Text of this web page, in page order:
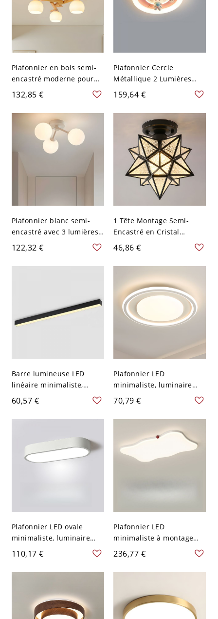
Plafonnier en bois semi-
encastré moderne pour
salon - Couleur du Bois
110 V-120 V 3
132,85 €
Plafonnier Cercle
Métallique 2 Lumières
Style Enfant - Rose 110 V-
120 V
159,64 €
Plafonnier blanc semi-
encastré avec 3 lumières
et forme de globe pour
maison contemporaine -
110 V-120 V
122,32 €
1 Tête Montage Semi-
Encastré en Cristal
Moderne Semi-Plafonnier
pour Couloir - 110 V-120 V
Noir Étoile
46,86 €
Barre lumineuse LED
linéaire minimaliste,
plafonnier affleurant en
aluminium noir pour
véranda et bureau - 110
60,57 €
Plafonnier LED
minimaliste, luminaire
géométrique blanc avec
diffuseur acrylique anti-
éblouissement - 110 V-120
V 40,64 cm Cercle
70,79 €
Plafonnier LED ovale
minimaliste, luminaire
linéaire extra-plat pour
couloir et entrée - Blanc
110 V-120 V 35,56 cm
110,17 €
Plafonnier LED
minimaliste à montage
affleurant, température
de couleur réglable et
design en maille à profil
Gradation à trois niveaux
Rectangulaire
236,77 €